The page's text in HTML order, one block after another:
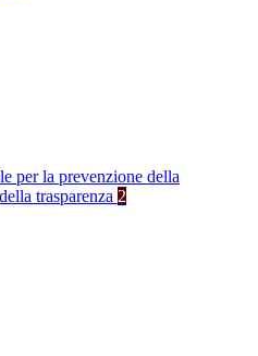
per la prevenzione della
trasparenza 2